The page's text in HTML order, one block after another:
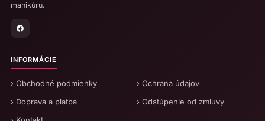
manikúru.
INFORMÁCIE
› Obchodné podmienky
› Ochrana údajov
› Doprava a platba
› Odstúpenie od zmluvy